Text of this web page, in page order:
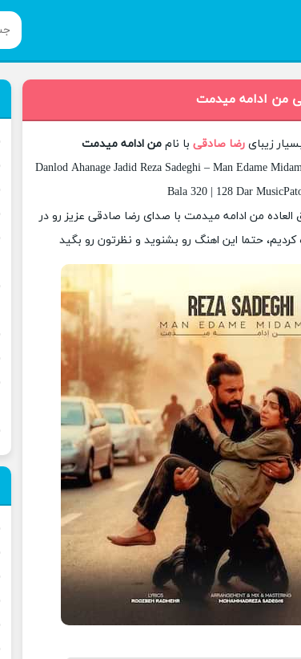
من ادامه میدمت
زیبای رضا صادقیبا نام من ادامه میدمت
Danlod Ahanage Jadid Reza Sadeghi – Man Edame
Bala 320 | 128 Dar
العاده من ادامه میدمت با صدای رضا صادقی عزیز رو در
حتما این اهنگ رو بشنوید و نظرتون رو بگید